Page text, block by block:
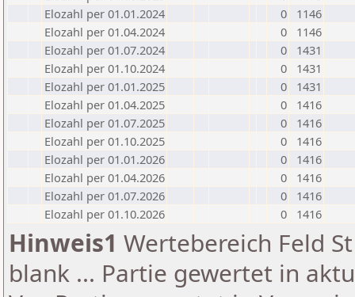
Elozahl per 01.01.2024
0
1146
Elozahl per 01.04.2024
0
1146
Elozahl per 01.07.2024
0
1431
Elozahl per 01.10.2024
0
1431
Elozahl per 01.01.2025
0
1431
Elozahl per 01.04.2025
0
1416
Elozahl per 01.07.2025
0
1416
Elozahl per 01.10.2025
0
1416
Elozahl per 01.01.2026
0
1416
Elozahl per 01.04.2026
0
1416
Elozahl per 01.07.2026
0
1416
Elozahl per 01.10.2026
0 1416
Hinweis1 Wertebereich Feld
blank ... Partie gewertet in